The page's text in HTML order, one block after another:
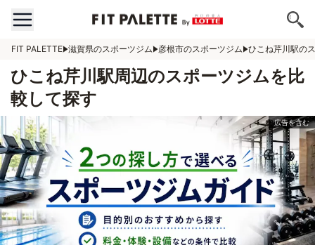
FIT PALETTE 滋賀県のスポーツジム 彦根市のスポーツジム ひこね芹川駅の
ひこね芹川駅周辺のスポーツジムを比
較して探す